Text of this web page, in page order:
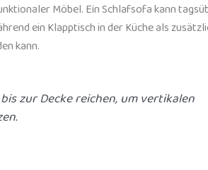
Möbel. Ein Schlafsofa kann
ein Klapptisch in der Küche als
kann.
zur Decke reichen, um vertikalen